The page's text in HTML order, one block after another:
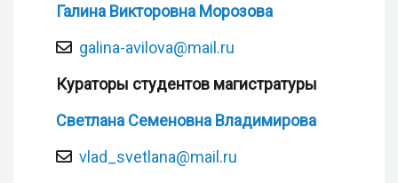
Галина Викторовна Морозова
galina-avilova@mail.ru
Кураторы студентов магистратуры
Светлана Семеновна Владимирова
vlad_svetlana@mail.ru